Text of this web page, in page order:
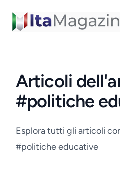
ItaMagazine
Articoli
#politiche
Esplora tutti gli articoli
#politiche educative